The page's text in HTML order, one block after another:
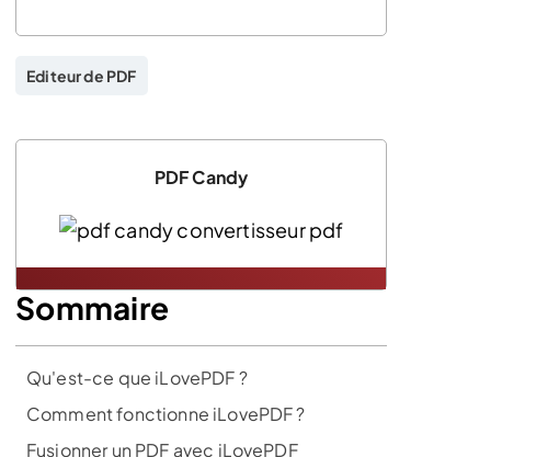
Editeur de PDF
PDF Candy
Sommaire
Qu'est-ce que iLovePDF ?
Comment fonctionne iLovePDF ?
Fusionner un PDF avec iLovePDF